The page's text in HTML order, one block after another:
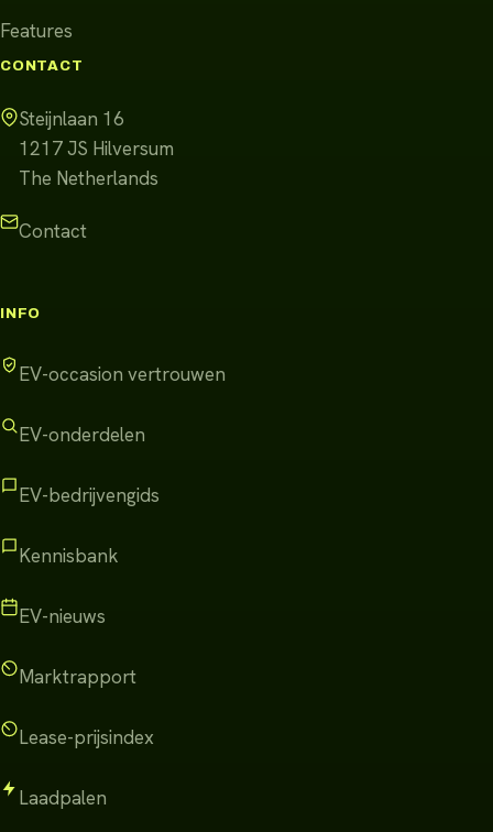
Features
CONTACT
Steijnlaan 16
1217 JS Hilversum
The Netherlands
Contact
INFO
EV-occasion vertrouwen
EV-onderdelen
EV-bedrijvengids
Kennisbank
EV-nieuws
Marktrapport
Lease-prijsindex
Laadpalen